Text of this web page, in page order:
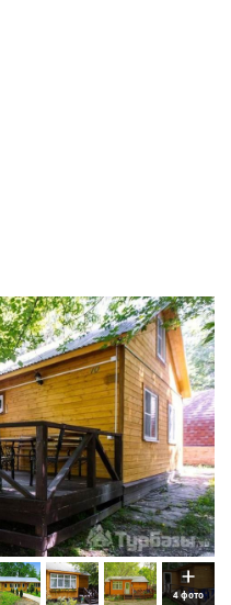
4 фото